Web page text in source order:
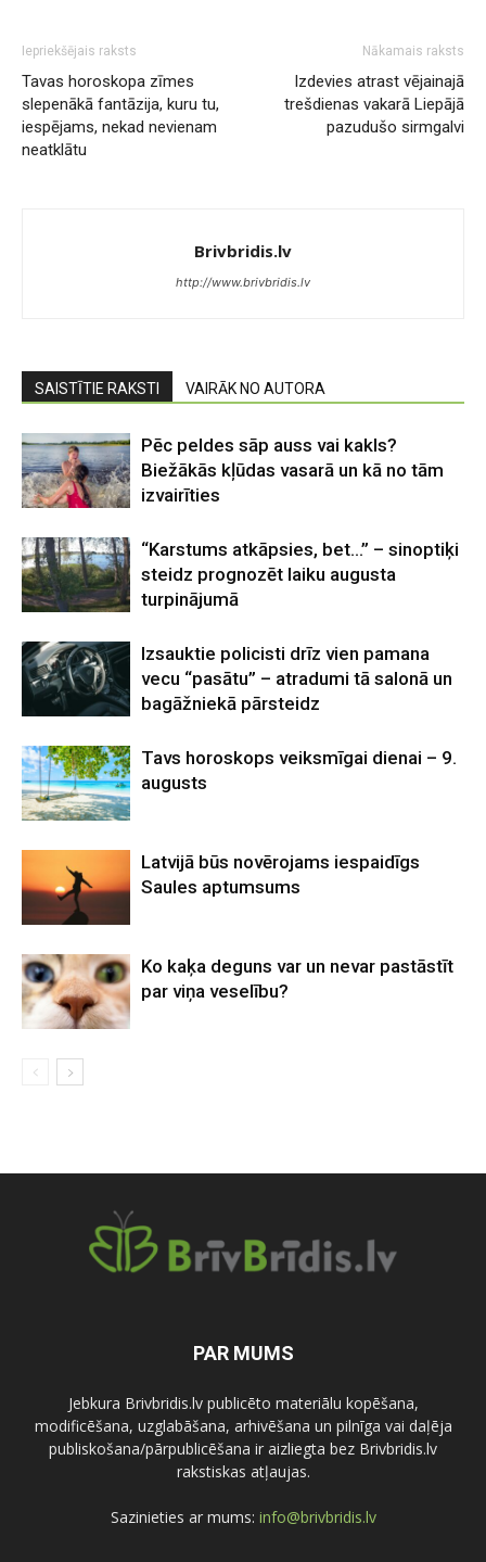
Iepriekšējais raksts
Tavas horoskopa zīmes
slepenākā fantāzija, kuru tu,
iespējams, nekad nevienam
neatklātu
Nākamais raksts
Izdevies atrast vējainajā
trešdienas vakarā Liepājā
pazudušo sirmgalvi
Brivbridis.lv
http://www.brivbridis.lv
SAISTĪTIE RAKSTI VAIRĀK NO AUTORA
Pēc peldes sāp auss vai kakls?
Biežākās kļūdas vasarā un kā no tām
izvairīties
“Karstums atkāpsies, bet…” – sinoptiķi
steidz prognozēt laiku augusta
turpinājumā
Izsauktie policisti drīz vien pamana
vecu “pasātu” – atradumi tā salonā un
bagāžniekā pārsteidz
Tavs horoskops veiksmīgai dienai – 9.
augusts
Latvijā būs novērojams iespaidīgs
Saules aptumsums
Ko kaķa deguns var un nevar pastāstīt
par viņa veselību?
PAR MUMS
Jebkura Brivbridis.lv publicēto materiālu kopēšana,
modificēšana, uzglabāšana, arhivēšana un pilnīga vai daļēja
publiskošana/pārpublicēšana ir aizliegta bez Brivbridis.lv
rakstiskas atļaujas.
Sazinieties ar mums: info@brivbridis.lv